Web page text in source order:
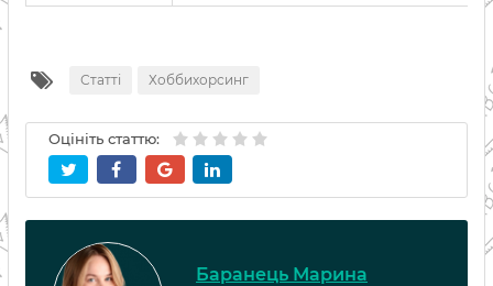
Статті Хоббихорсинг
Оцініть статтю:
Баранець Марина